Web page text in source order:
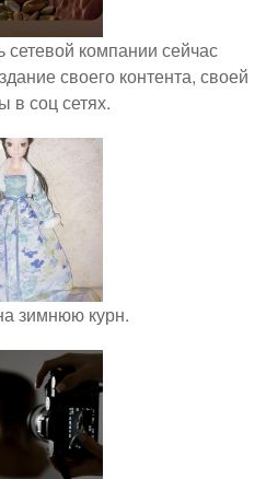
сетевой компании сейчас
своего контента, своей
в соц сетях.
зимнюю курн.